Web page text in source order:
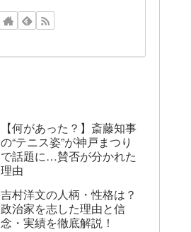
【何があった？】斎藤知事
の“テニス姿”が神戸まつり
で話題に…賛否が分かれた
理由
吉村洋文の人柄・性格は？
政治家を志した理由と信
念・実績を徹底解説！